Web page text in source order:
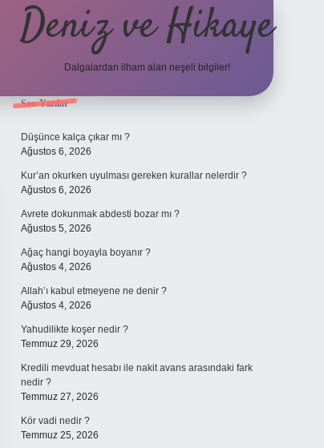
Deniz ve Hikaye
Dalgalardan ilham alan neşeli bilgiler!
Sidebar
Son Yazılar
Düşünce kalça çıkar mı ?
Ağustos 6, 2026
Kur’an okurken uyulması gereken kurallar nelerdir ?
Ağustos 6, 2026
Avrete dokunmak abdesti bozar mı ?
Ağustos 5, 2026
Ağaç hangi boyayla boyanır ?
Ağustos 4, 2026
Allah’ı kabul etmeyene ne denir ?
Ağustos 4, 2026
Yahudilikte koşer nedir ?
Temmuz 29, 2026
Kredili mevduat hesabı ile nakit avans arasındaki fark
nedir ?
Temmuz 27, 2026
Kör vadi nedir ?
Temmuz 25, 2026
ilbet yeni giriş